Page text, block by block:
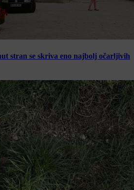
stran se skriva eno najbolj očarljivih